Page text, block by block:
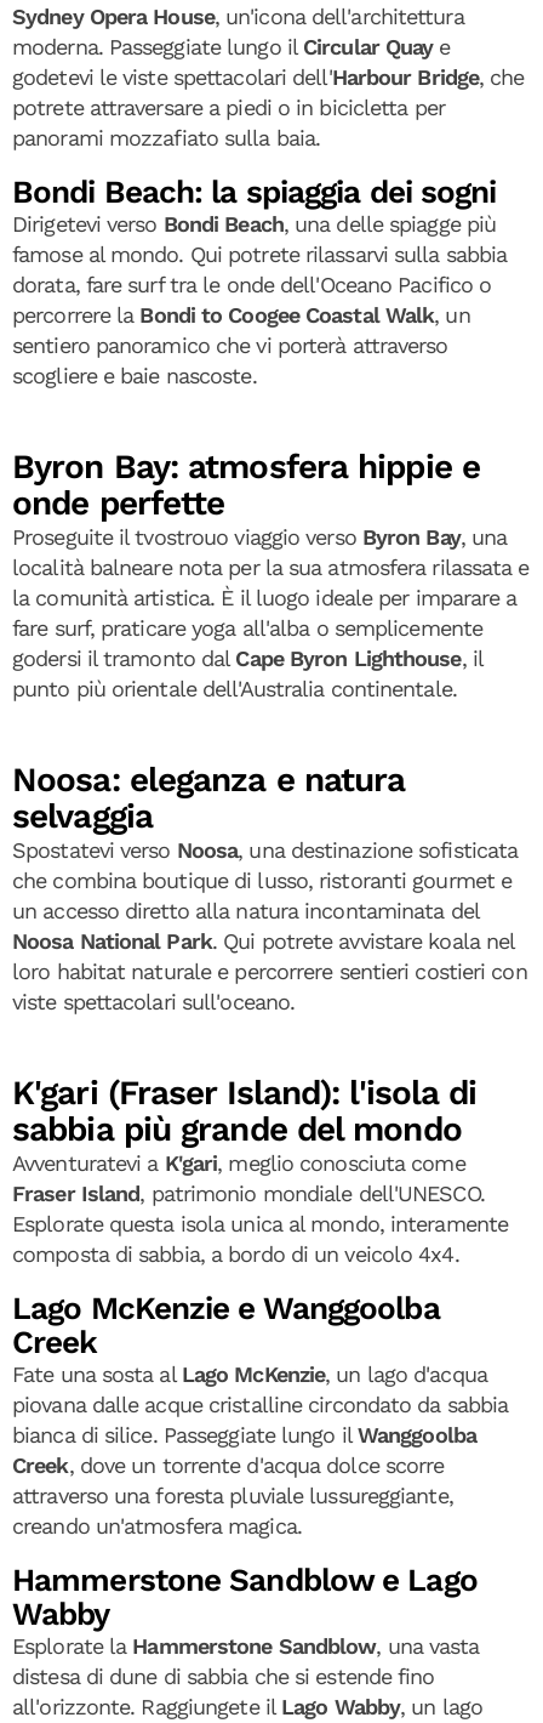
Sydney Opera House, un'icona dell'architettura
moderna. Passeggiate lungo il Circular Quaye
godetevi le viste spettacolari dell'Harbour Bridge, che
potrete attraversare a piedi o in bicicletta per
panorami mozzafiato sulla baia.
Bondi Beach: la spiaggia dei sogni
Dirigetevi verso Bondi Beach, una delle spiagge più
famose al mondo. Qui potrete rilassarvi sulla sabbia
dorata, fare surf tra le onde dell'Oceano Pacifico o
percorrere la Bondi to Coogee Coastal Walk, un
sentiero panoramico che vi porterà attraverso
scogliere e baie nascoste.
Byron Bay: atmosfera hippie e
onde perfette
Proseguite il tvostrouo viaggio verso Byron Bay, una
località balneare nota per la sua atmosfera rilassata e
la comunità artistica. È il luogo ideale per imparare a
fare surf, praticare yoga all'alba o semplicemente
godersi il tramonto dal Cape Byron Lighthouse, il
punto più orientale dell'Australia continentale.
Noosa: eleganza e natura
selvaggia
Spostatevi verso Noosa, una destinazione sofisticata
che combina boutique di lusso, ristoranti gourmet e
un accesso diretto alla natura incontaminata del
Noosa National Park. Qui potrete avvistare koala nel
loro habitat naturale e percorrere sentieri costieri con
viste spettacolari sull'oceano.
K'gari (Fraser Island): l'isola di
sabbia più grande del mondo
Avventuratevi a K'gari, meglio conosciuta come
Fraser Island, patrimonio mondiale dell'UNESCO.
Esplorate questa isola unica al mondo, interamente
composta di sabbia, a bordo di un veicolo 4x4.
Lago McKenzie e Wanggoolba
Creek
Fate una sosta al Lago McKenzie, un lago d'acqua
piovana dalle acque cristalline circondato da sabbia
bianca di silice. Passeggiate lungo il Wanggoolba
Creek, dove un torrente d'acqua dolce scorre
attraverso una foresta pluviale lussureggiante,
creando un'atmosfera magica.
Hammerstone Sandblow e Lago
Wabby
Esplorate la Hammerstone Sandblow, una vasta
distesa di dune di sabbia che si estende fino
all'orizzonte. Raggiungete il Lago Wabby, un lago